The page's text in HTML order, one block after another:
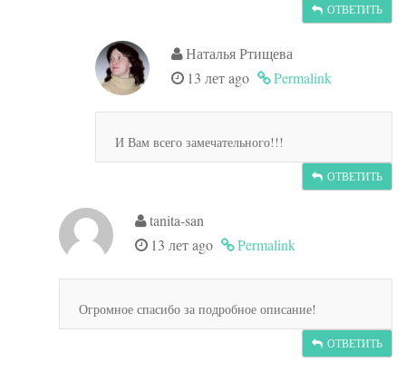
ОТВЕТИТЬ
Наталья Ртищева
13 лет ago
Permalink
И Вам всего замечательного!!!
ОТВЕТИТЬ
tanita-san
13 лет ago
Permalink
Огромное спасибо за подробное описание!
ОТВЕТИТЬ